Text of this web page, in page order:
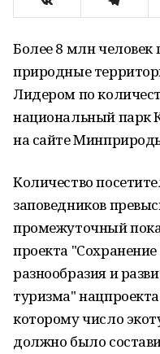
Более 8 млн человек
природные
Лидером по
национальный парк
на сайте
Количество
заповедников
промежуточный
проекта
разнообразия и
туризма"
которому число
должно было